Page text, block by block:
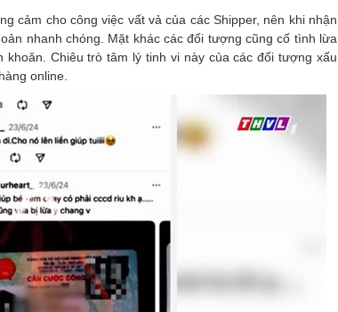
cảm cho công việc vất vả của các Shipper, nên khi nhận
nhanh chóng. Mặt khác các đối tượng cũng cố tình lừa
Chiêu trò tâm lý tinh vi này của các đối tượng xấu
online.